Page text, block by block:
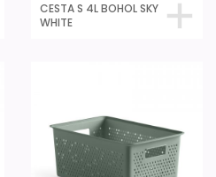
CESTA S 4L BOHOL SKY
WHITE